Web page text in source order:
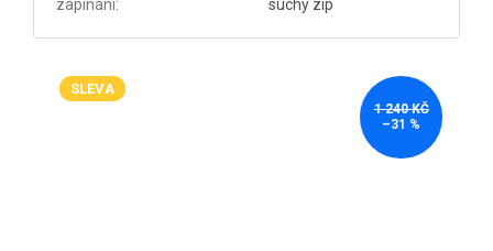
zapínání: suchý zip
SLEVA
1 240 KČ
–31 %